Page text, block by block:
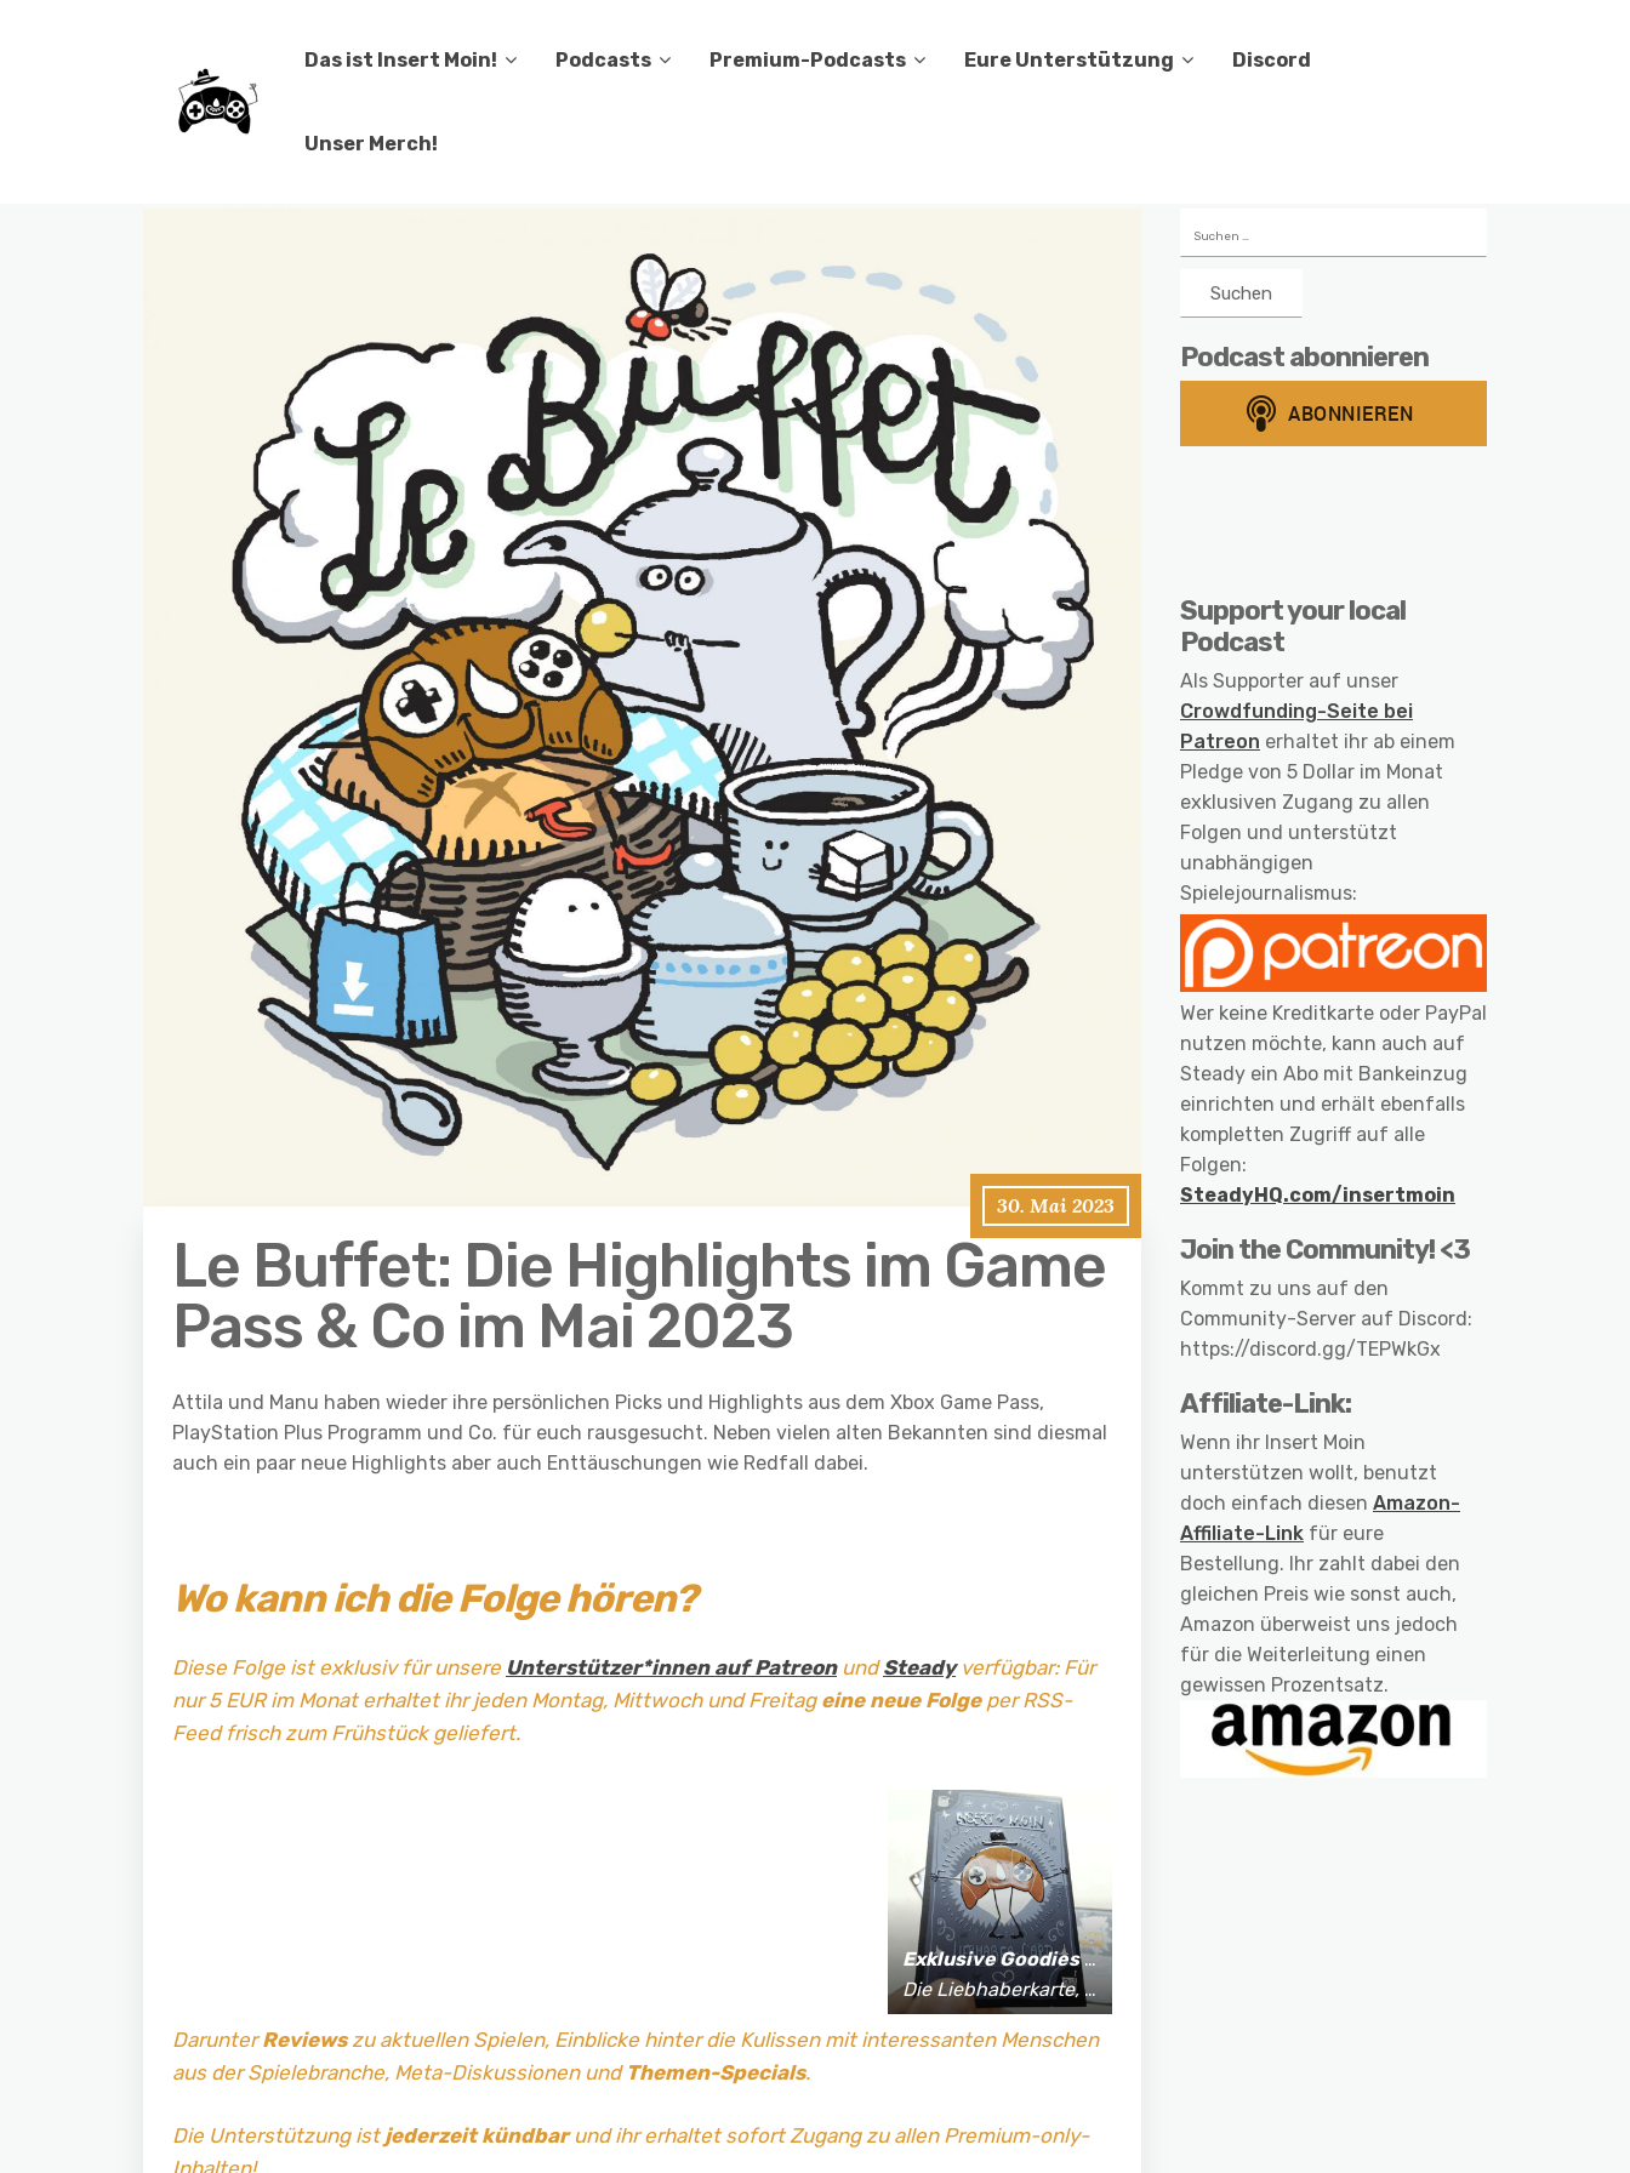
Das ist Insert Moin! Podcasts Premium-Podcasts Eure Unterstützung Discord
Unser Merch!
30. Mai 2023
Le Buffet: Die Highlights im Game
Pass & Co im Mai 2023
Attila und Manu haben wieder ihre persönlichen Picks und Highlights aus dem Xbox Game Pass,
PlayStation Plus Programm und Co. für euch rausgesucht. Neben vielen alten Bekannten sind diesmal
auch ein paar neue Highlights aber auch Enttäuschungen wie Redfall dabei.
Wo kann ich die Folge hören?
Diese Folge ist exklusiv für unsere Unterstützer*innen auf PatreonundSteadyverfügbar: Für
nur 5 EUR im Monat erhaltet ihr jeden Montag, Mittwoch und Freitageine neue Folgeper RSS-
Feed frisch zum Frühstück geliefert.
Exklusive Goodiesfür Supporter*innen:
Die Liebhaberkarte, jährlich limitierte Fan-Shirts und vieles mehr!
DarunterReviewszu aktuellen Spielen, Einblicke hinter die Kulissen mit interessanten Menschen
aus der Spielebranche, Meta-Diskussionen und Themen-Specials.
Die Unterstützung istjederzeit kündbarund ihr erhaltet sofort Zugang zu allen Premium-only-
Inhalten!
nach:
Podcast abonnieren
Support your local
Podcast
Als Supporter auf unser
Crowdfunding-Seite bei
Patreon erhaltet ihr ab einem
Pledge von 5 Dollar im Monat
exklusiven Zugang zu allen
Folgen und unterstützt
unabhängigen
Spielejournalismus:
Wer keine Kreditkarte oder PayPal
nutzen möchte, kann auch auf
Steady ein Abo mit Bankeinzug
einrichten und erhält ebenfalls
kompletten Zugriff auf alle
Folgen:
SteadyHQ.com/insertmoin
Join the Community! <3
Kommt zu uns auf den
Community-Server auf Discord:
https://discord.gg/TEPWkGx
Affiliate-Link:
Wenn ihr Insert Moin
unterstützen wollt, benutzt
doch einfach diesen Amazon-
Affiliate-Link für eure
Bestellung. Ihr zahlt dabei den
gleichen Preis wie sonst auch,
Amazon überweist uns jedoch
für die Weiterleitung einen
gewissen Prozentsatz.